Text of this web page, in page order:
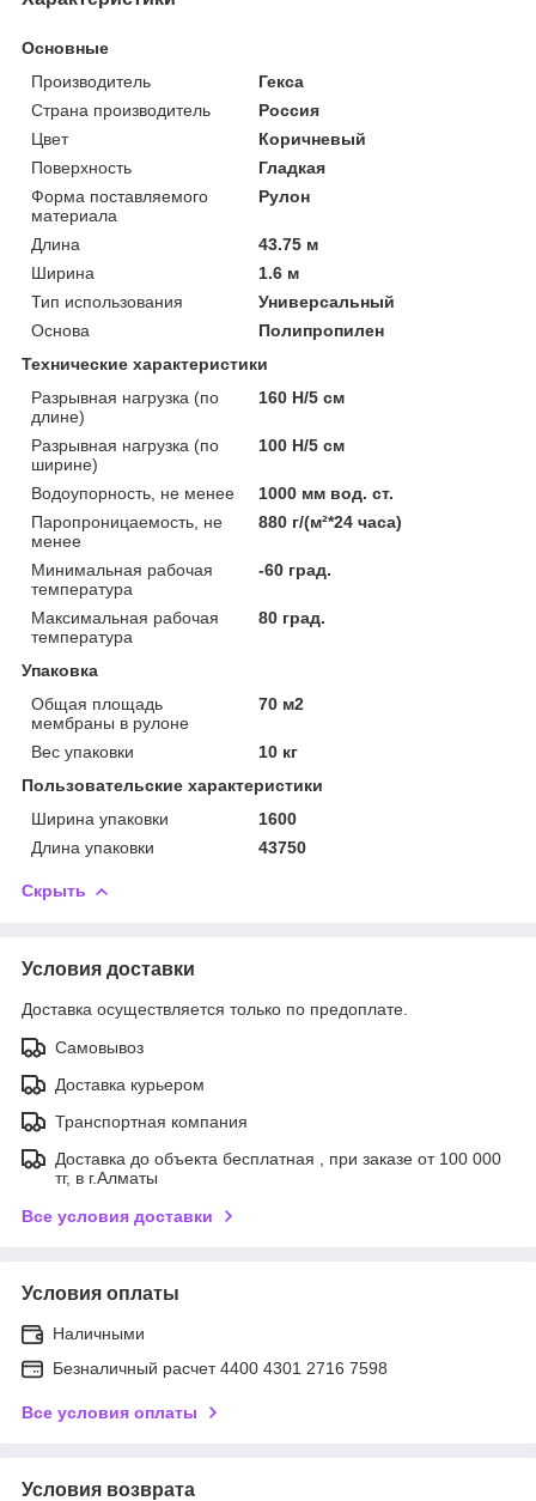
Основные
Производитель
Гекса
Страна производитель
Россия
Цвет
Коричневый
Поверхность
Гладкая
Форма поставляемого
материала
Рулон
Длина
43.75 м
Ширина
1.6 м
Тип использования
Универсальный
Основа
Полипропилен
Технические характеристики
Разрывная нагрузка (по
длине)
160 Н/5 см
Разрывная нагрузка (по
ширине)
100 Н/5 см
Водоупорность, не менее
1000 мм вод. ст.
Паропроницаемость, не
менее
880 г/(м²*24 часа)
Минимальная рабочая
температура
-60 град.
Максимальная рабочая
температура
80 град.
Упаковка
Общая площадь
мембраны в рулоне
70 м2
Вес упаковки
10 кг
Пользовательские характеристики
Ширина упаковки
1600
Длина упаковки
43750
Скрыть
Условия доставки
Доставка осуществляется только по предоплате.
Самовывоз
Доставка курьером
Транспортная компания
Доставка до объекта бесплатная , при заказе от 100 000
тг, в г.Алматы
Все условия доставки
Условия оплаты
Наличными
Безналичный расчет 4400 4301 2716 7598
Все условия оплаты
Условия возврата